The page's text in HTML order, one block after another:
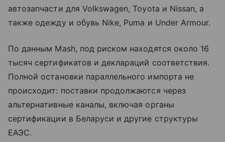
автозапчасти для Volkswagen, Toyota и Nissan, а
также одежду и обувь Nike, Puma и Under Armour.
По данным Mash, под риском находятся около 16
тысяч сертификатов и деклараций соответствия.
Полной остановки параллельного импорта не
происходит: поставки продолжаются через
альтернативные каналы, включая органы
сертификации в Беларуси и другие структуры
ЕАЭС.